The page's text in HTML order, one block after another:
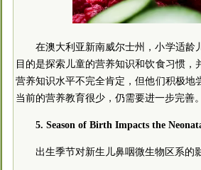
在澳大利亚新南威尔士州，小学适龄
目的是探索儿童的营养知识和饮食习惯
营养知识水平不完全肯定，但他们积极地
当前的营养教育很少，仍需要进一步完善
5. Season of Birth Impacts the
出生季节对新生儿鼻咽微生物区系的